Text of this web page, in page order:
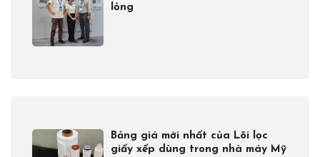
lỏng
Bảng giá mới nhất của Lõi lọc
giấy xếp dùng trong nhà máy Mỹ